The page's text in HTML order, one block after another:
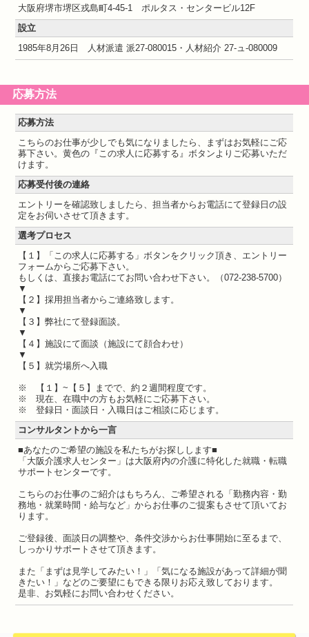
大阪府堺市堺区戎島町4-45-1 ポルタス・センタービル12F
設立
1985年8月26日 人材派遣 派27-080015・人材紹介 27-ュ-080009
応募方法
応募方法
こちらのお仕事が少しでも気になりましたら、まずはお気軽にご応
募下さい。黄色の『この求人に応募する』ボタンよりご応募いただ
けます。
応募受付後の連絡
エントリーを確認致しましたら、担当者からお電話にて登録日の設
定をお伺いさせて頂きます。
選考プロセス
【１】「この求人に応募する」ボタンをクリック頂き、エントリー
フォームからご応募下さい。
もしくは、直接お電話にてお問い合わせ下さい。（072-238-5700）
▼
【２】採用担当者からご連絡致します。
▼
【３】弊社にて登録面談。
▼
【４】施設にて面談（施設にて顔合わせ）
▼
【５】就労場所へ入職
※ 【１】~【５】までで、約２週間程度です。
※ 現在、在職中の方もお気軽にご応募下さい。
※ 登録日・面談日・入職日はご相談に応じます。
コンサルタントから一言
■あなたのご希望の施設を私たちがお探しします■
「大阪介護求人センター」は大阪府内の介護に特化した就職・転職
サポートセンターです。
こちらのお仕事のご紹介はもちろん、ご希望される「勤務内容・勤
務地・就業時間・給与など」からお仕事のご提案もさせて頂いてお
ります。
ご登録後、面談日の調整や、条件交渉からお仕事開始に至るまで、
しっかりサポートさせて頂きます。
また「まずは見学してみたい！」「気になる施設があって詳細が聞
きたい！」などのご要望にもできる限りお応え致しております。
是非、お気軽にお問い合わせください。